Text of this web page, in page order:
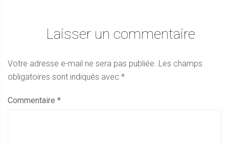
Laisser un commentaire
Votre adresse e-mail ne sera pas publiée. Les champs
obligatoires sont indiqués avec *
Commentaire *